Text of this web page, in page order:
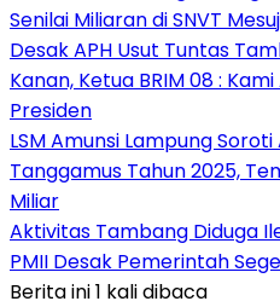
Senilai Miliaran di SNVT
Desak APH Usut Tuntas
Kanan, Ketua BRIM 08 :
Presiden
LSM Amunsi Lampung
Tanggamus Tahun 2025,
Miliar
Aktivitas Tambang Diduga
PMII Desak Pemerintah
Berita ini 1 kali dibaca